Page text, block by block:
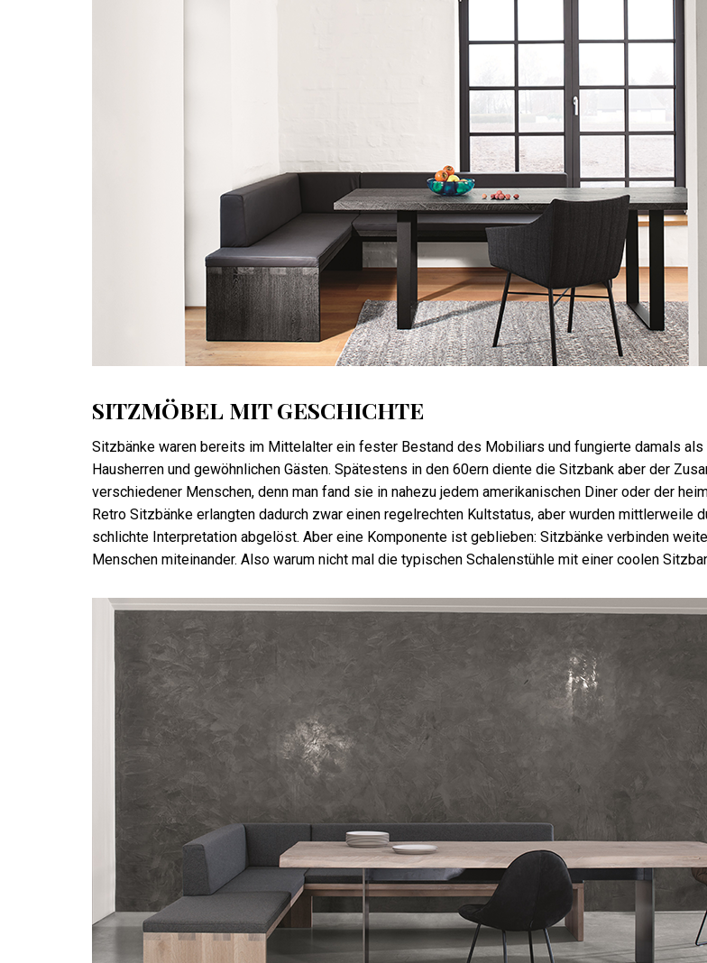
SITZMÖBEL MIT GESCHICHTE
Sitzbänke waren bereits im Mittelalter ein fester Bestand des Mobiliars und fungierte damals als
Hausherren und gewöhnlichen Gästen. Spätestens in den 60ern diente die Sitzbank aber der
verschiedener Menschen, denn man fand sie in nahezu jedem amerikanischen Diner oder der
Retro Sitzbänke erlangten dadurch zwar einen regelrechten Kultstatus, aber wurden mittlerweile
schlichte Interpretation abgelöst. Aber eine Komponente ist geblieben: Sitzbänke verbinden
Menschen miteinander. Also warum nicht mal die typischen Schalenstühle mit einer coolen